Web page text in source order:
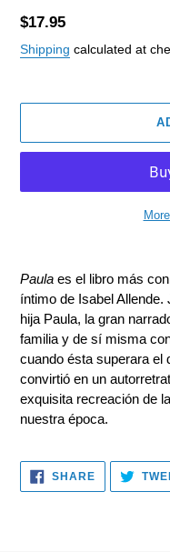
Regular
price
$17.95
Shipping calculated at
to
your
cart
Paula es el libro más
íntimo de Isabel
hija Paula, la gran
familia y de sí misma
cuando ésta superara el
convirtió en un
exquisita recreación de
nuestra época.
SHARESHARE
ON
FACEBOOK